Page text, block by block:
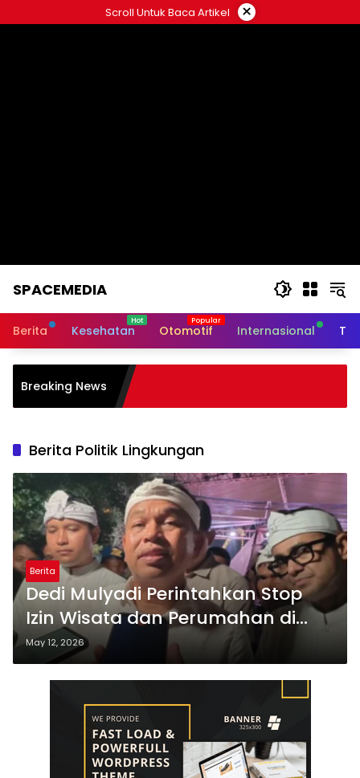
to
Scroll Untuk Baca Artikel ×
SPACEMEDIA
Berita Kesehatan Otomotif Internasional
Breaking News
Berita Politik Lingkungan
Berita
Dedi Mulyadi Perintahkan Stop
Izin Wisata dan Perumahan di
Jabar
May 12, 2026